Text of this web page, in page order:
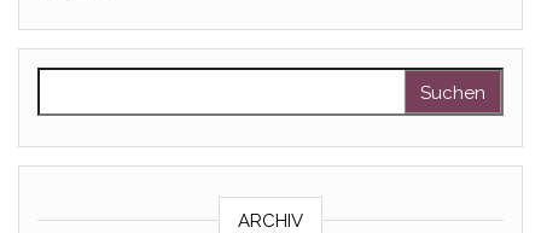
ARCHIV